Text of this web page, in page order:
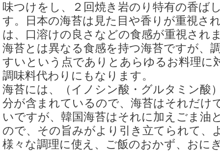
味つけをし、２回焼き岩のり特有の香ば
す。日本の海苔は見た目や香りが重視さ
は、口溶けの良さなどの食感が重視され
海苔とは異なる食感を持つ海苔ですが、
すいという点でありとあらゆるお料理に
調味料代わりにもなります。
海苔には、（イノシン酸・グルタミン酸
分が含まれているので、海苔はそれだけ
いですが、韓国海苔はそれに加えごま油
ので、その旨みがより引き立てられて、
様々な調理に使え、ご飯のおかず、おに